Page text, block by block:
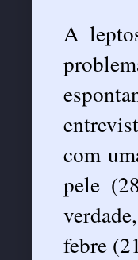
A
com
pele
febre